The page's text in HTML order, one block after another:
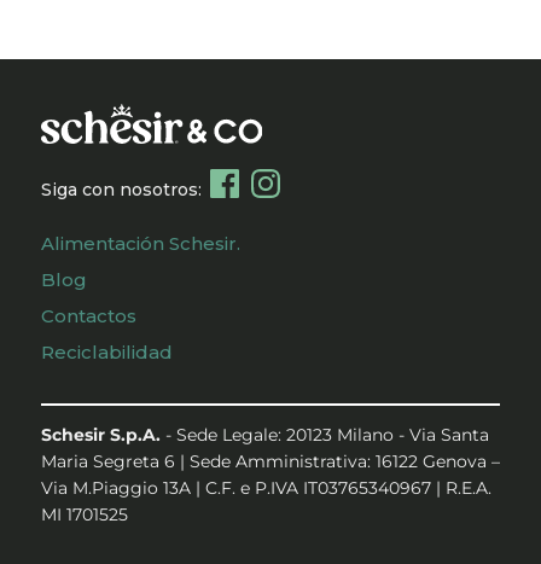
Siga con nosotros:
Alimentación Schesir.
Blog
Contactos
Reciclabilidad
Schesir S.p.A.- Sede Legale: 20123 Milano - Via Santa
Maria Segreta 6 | Sede Amministrativa: 16122 Genova –
Via M.Piaggio 13A | C.F. e P.IVA IT03765340967 | R.E.A.
MI 1701525